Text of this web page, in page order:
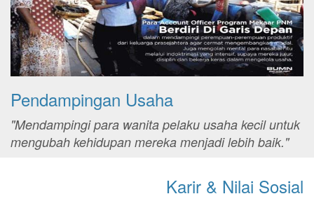
Pendampingan Usaha
"Mendampingi para wanita pelaku usaha kecil untuk
mengubah kehidupan mereka menjadi lebih baik."
Karir & Nilai Sosial